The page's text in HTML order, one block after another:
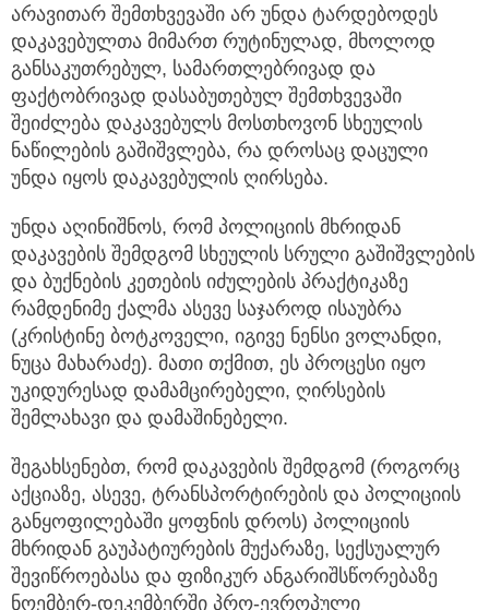
არავითარ შემთხვევაში არ უნდა ტარდებოდეს
დაკავებულთა მიმართ რუტინულად, მხოლოდ
განსაკუთრებულ, სამართლებრივად და
ფაქტობრივად დასაბუთებულ შემთხვევაში
შეიძლება დაკავებულს მოსთხოვონ სხეულის
ნაწილების გაშიშვლება, რა დროსაც დაცული
უნდა იყოს დაკავებულის ღირსება.
უნდა აღინიშნოს, რომ პოლიციის მხრიდან
დაკავების შემდგომ სხეულის სრული გაშიშვლების
და ბუქნების კეთების იძულების პრაქტიკაზე
რამდენიმე ქალმა ასევე საჯაროდ ისაუბრა
(კრისტინე ბოტკოველი, იგივე ნენსი ვოლანდი,
ნუცა მახარაძე). მათი თქმით, ეს პროცესი იყო
უკიდურესად დამამცირებელი, ღირსების
შემლახავი და დამაშინებელი.
შეგახსენებთ, რომ დაკავების შემდგომ (როგორც
აქციაზე, ასევე, ტრანსპორტირების და პოლიციის
განყოფილებაში ყოფნის დროს) პოლიციის
მხრიდან გაუპატიურების მუქარაზე, სექსუალურ
შევიწროებასა და ფიზიკურ ანგარიშსწორებაზე
ნოემბერ-დეკემბერში პრო-ევროპული